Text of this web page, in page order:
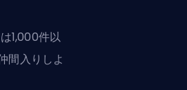
1,000件以
間入りしよ